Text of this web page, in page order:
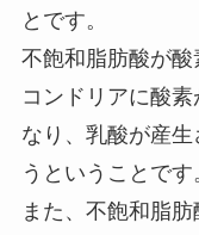
とです。
不飽和脂肪酸が
コンドリアに酸
なり、乳酸が産
うということです
また、不飽和脂